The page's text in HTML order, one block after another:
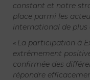
constant et notre
place parmi les
international de plus
« La participation à
extrêmement
confirmée des
répondre